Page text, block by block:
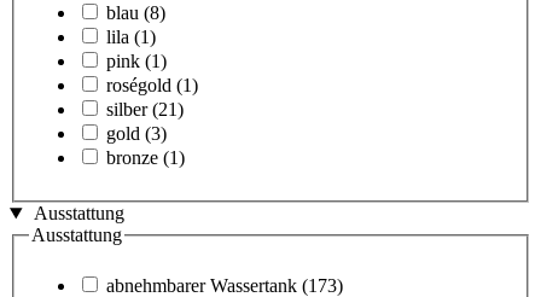
blau (8)
lila (1)
pink (1)
roségold (1)
silber (21)
gold (3)
bronze (1)
Ausstattung
Ausstattung
abnehmbarer Wassertank (173)